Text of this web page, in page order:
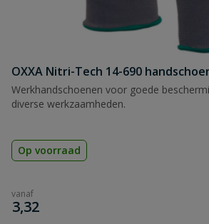
OXXA Nitri-Tech 14-690
Werkhandschoenen voor goede
diverse werkzaamheden.
Op voorraad
vanaf
€
3,32